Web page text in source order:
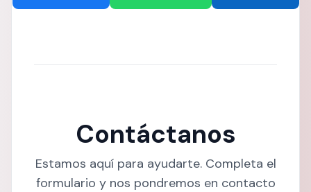
Contáctanos
Estamos aquí para ayudarte. Completa el
formulario y nos pondremos en contacto